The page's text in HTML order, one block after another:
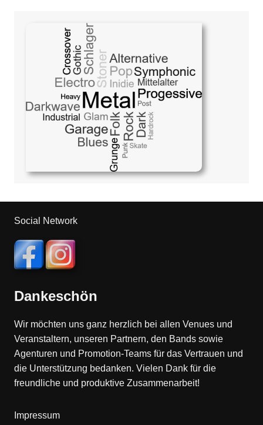
Social Network
Dankeschön
Wir möchten uns ganz herzlich bei allen Venues und
Veranstaltern, unseren Partnern, den Bands sowie
Agenturen und Promotion-Teams für das Vertrauen und
die Unterstützung bedanken. Vielen Dank für die
freundliche und produktive Zusammenarbeit!
Impressum